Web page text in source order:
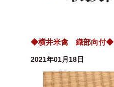
◆横井米禽 織部向付◆
2021年01月18日